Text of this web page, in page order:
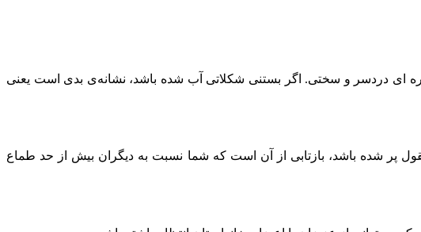
ای دردسر و سختی. اگر بستنی شکلاتی آب شده باشد، نشانه‌ی بدی است یعنی
پر شده باشد، بازتابی از آن است که شما نسبت به دیگران بیش از حد طماع